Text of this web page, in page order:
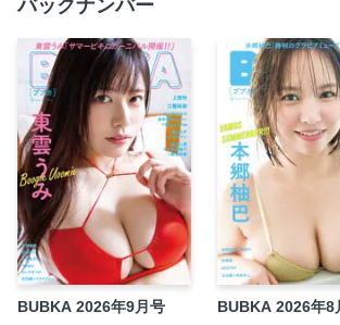
掟ポルシェ×吉田豪 杉作Ｊ太郎
『玉袋筋太郎の全女極悪列伝』刊行記念
「『極強』ヒールの流儀」
BookReturn第72回 田村裕（麒麟）「ホ
差を乗り越える 何も変わらなかったから
すべての球団は消耗品であるbyプロ野球死
年の原巨人」
アイドルクリエイターズファイル#46
Jリーグライター座談会大東京篇町田ゼル
に大波襲来!?「FC東京・東京ヴェルディ・
なき語り合い」後藤勝×海江田哲
宇多丸のマブ論
バックナンバー
BUBKA 2026年9月号 BUBKA 2026年8